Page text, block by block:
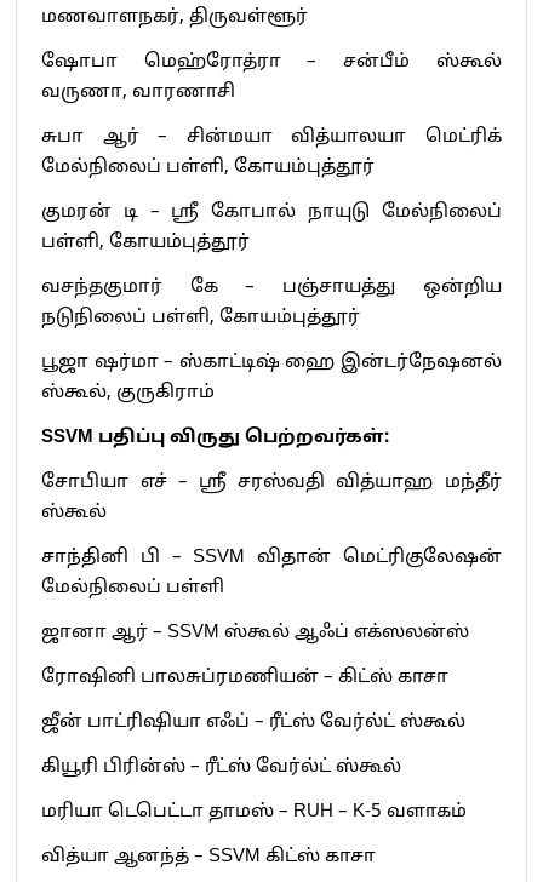
மணவாளநகர், திருவள்ளூர்
ஷோபா மெஹ்ரோத்ரா – சன்பீம் ஸ்கூல்
வருணா, வாரணாசி
சுபா ஆர் – சின்மயா வித்யாலயா மெட்ரிக்
மேல்நிலைப் பள்ளி, கோயம்புத்தூர்
குமரன் டி – ஸ்ரீ கோபால் நாயுடு மேல்நிலைப்
பள்ளி, கோயம்புத்தூர்
வசந்தகுமார் கே – பஞ்சாயத்து ஒன்றிய
நடுநிலைப் பள்ளி, கோயம்புத்தூர்
பூஜா ஷர்மா – ஸ்காட்டிஷ் ஹை இன்டர்நேஷனல்
ஸ்கூல், குருகிராம்
SSVM பதிப்பு விருது பெற்றவர்கள்:
சோபியா எச் – ஸ்ரீ சரஸ்வதி வித்யாஹ மந்தீர்
ஸ்கூல்
சாந்தினி பி – SSVM விதான் மெட்ரிகுலேஷன்
மேல்நிலைப் பள்ளி
ஜானா ஆர் – SSVM ஸ்கூல் ஆஃப் எக்ஸலன்ஸ்
ரோஷினி பாலசுப்ரமணியன் – கிட்ஸ் காசா
ஜீன் பாட்ரிஷியா எஃப் – ரீட்ஸ் வேர்ல்ட் ஸ்கூல்
கியூரி பிரின்ஸ் – ரீட்ஸ் வேர்ல்ட் ஸ்கூல்
மரியா டெபெட்டா தாமஸ் – RUH – K-5 வளாகம்
வித்யா ஆனந்த் – SSVM கிட்ஸ் காசா